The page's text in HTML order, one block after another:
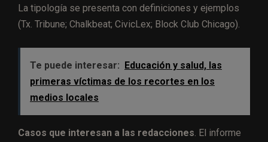
La tipología se presenta con definiciones y ejemplos
(Tx. Tribune; Chalkbeat; CivicLex; Block Club Chicago).
Te puede interesar: Educación y salud, las
primeras víctimas de los recortes en los
medios locales
Casos que interesan a las redacciones . El informe